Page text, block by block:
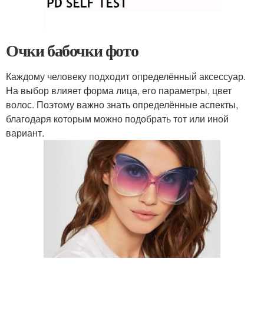
Очки бабочки фото
Каждому человеку подходит определённый аксессуар.
На выбор влияет форма лица, его параметры, цвет
волос. Поэтому важно знать определённые аспекты,
благодаря которым можно подобрать тот или иной
вариант.